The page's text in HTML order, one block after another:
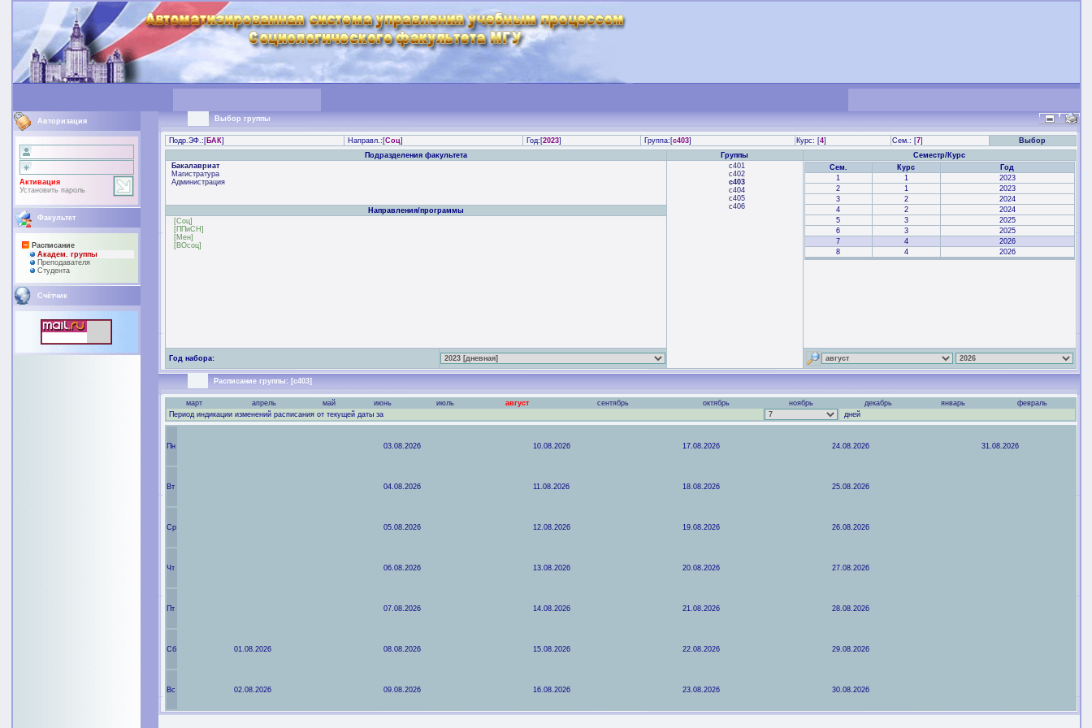
Авторизация
Активация
Установить пароль
Факультет
Расписание
Академ. группы
Преподaвателя
Студента
Счётчик
Выбор группы
Подр.ЭФ.:[БАК] Направл.:[Соц] Год:[2023] Группа:[с403] Курс: [4] Сем.: [7]
Выбор
Подразделения факультета
Группы
Семестр/Курс
Бакалавриат
Магистратура
Администрация
с401
с402
с403
с404
с405
с406
Сем. Курс
Год
1
1
2023
2
1
2023
3
2
2024
4
2
2024
5
3
2025
6
3
2025
7
4
2026
8
4 2026
Направления/программы
[Соц]
[ППиСН]
[Мен]
[ВОсоц]
Год набора:
Расписание группы: [с403]
март апрель май июнь июль август сентябрь октябрь ноябрь декабрь январь
февраль
Период индикации изменений расписания от текущей даты за
дней
Пн 03.08.2026 10.08.2026 17.08.2026 24.08.2026 31.08.2026
Вт 04.08.2026 11.08.2026 18.08.2026 25.08.2026
Ср 05.08.2026 12.08.2026 19.08.2026 26.08.2026
Чт 06.08.2026 13.08.2026 20.08.2026 27.08.2026
Пт 07.08.2026 14.08.2026 21.08.2026 28.08.2026
Сб 01.08.2026 08.08.2026 15.08.2026 22.08.2026 29.08.2026
Вс 02.08.2026 09.08.2026 16.08.2026 23.08.2026 30.08.2026